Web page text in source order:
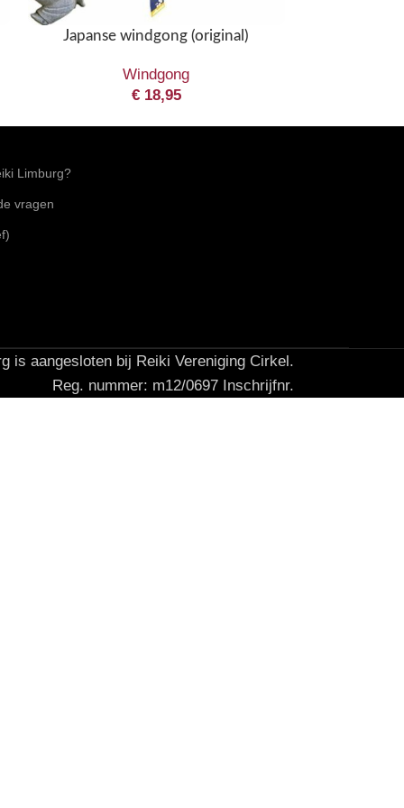
Japanse windgong (original)
Windgong
€18,95
Limburg?
vragen
is aangesloten bij Reiki Vereniging Cirkel.
Reg. nummer: m12/0697 Inschrijfnr.